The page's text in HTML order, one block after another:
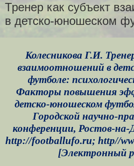
Тренер как субъект
в детско-юношеском
Колесникова Г.И.
взаимоотношений в
футболе:
Факторы повышения
детско-юношеском
Городской научно-
конференции, Ростов-на-
http://footballufo.ru; http//
[Электронный